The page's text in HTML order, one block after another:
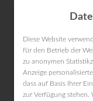
Kontakt
Diese Website
für den Betrieb der
zu anonymen
Anzeige
dass auf Basis Ihrer
zur Verfügung stehen.